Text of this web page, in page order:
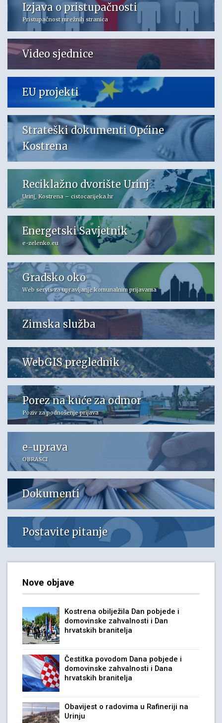
Izjava o pristupačnosti
Pristupačnost mrežnih stranica
Video sjednice
EU projekti
Strateški dokumenti Općine
Kostrena
Reciklažno dvorište Urinj
Urinj, Kostrena – cistocarijeka.hr
Energetski Savjetnik
e-zelenko.eu
Gradsko oko
Web servis za upravljanje komunalnim prijavama
Zimska služba
WebGIS preglednik
Porez na kuće za odmor
Poziv za podnošenje prijava
e-uprava
OBRASCI
Dokumenti
Postavite pitanje
Nove objave
Kostrena obilježila Dan pobjede i
domovinske zahvalnosti i Dan
hrvatskih branitelja
Čestitka povodom Dana pobjede i
domovinske zahvalnosti i Dana
hrvatskih branitelja
Obavijest o radovima u Rafineriji na
Urinju